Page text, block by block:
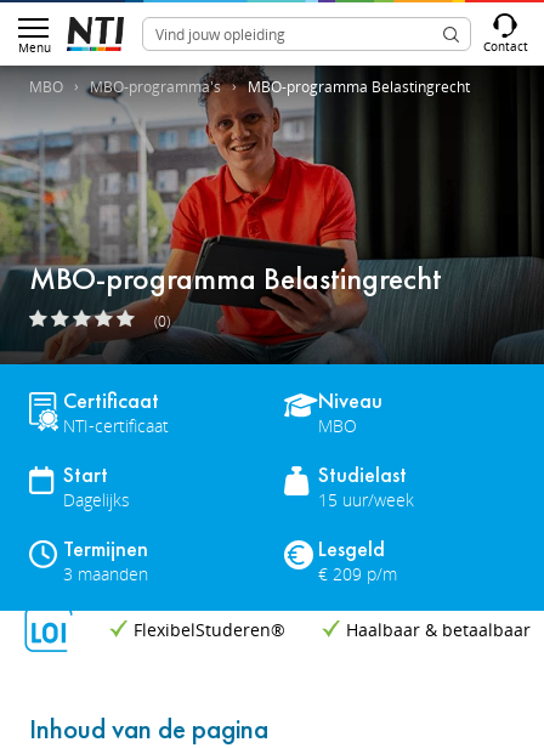
Menu Contact
MBO MBO-programma's MBO-programma Belastingrecht
MBO-programma Belastingrecht
(0)
Certificaat
NTI-certificaat
Niveau
MBO
Start
Dagelijks
Studielast
15 uur/week
Termijnen
3 maanden
Lesgeld
€ 209 p/m
FlexibelStuderen® Haalbaar & betaalbaar
Inhoud van de pagina